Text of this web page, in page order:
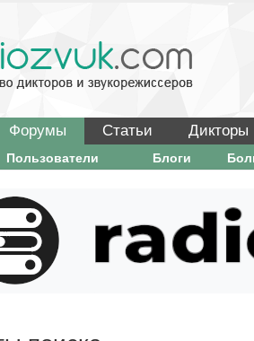
Форумы Статьи Дикторы
Пользователи Блоги